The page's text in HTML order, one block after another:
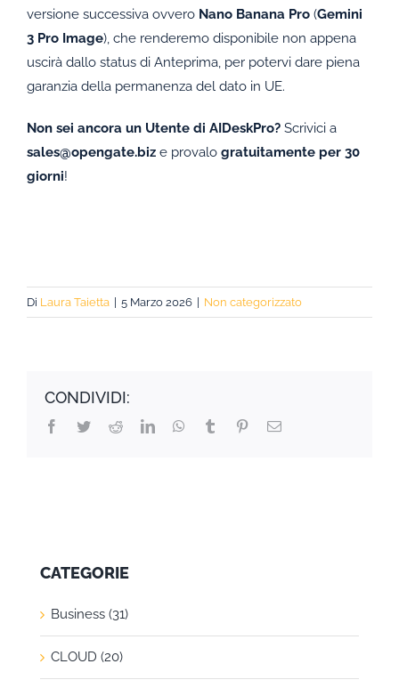
versione successiva ovvero Nano Banana Pro(Gemini
3 Pro Image), che renderemo disponibile non appena
uscirà dallo status di Anteprima, per potervi dare piena
garanzia della permanenza del dato in UE.
Non sei ancora un Utente di AIDeskPro?Scrivici a
sales@opengate.bize provalo gratuitamente per 30
giorni!
Di Laura Taietta 5 Marzo 2026 Non categorizzato
CONDIVIDI:
Facebook
TwitterRedditLinkedInWhatsApp
Tumblr PinterestEmail
CATEGORIE
Business (31)
CLOUD (20)